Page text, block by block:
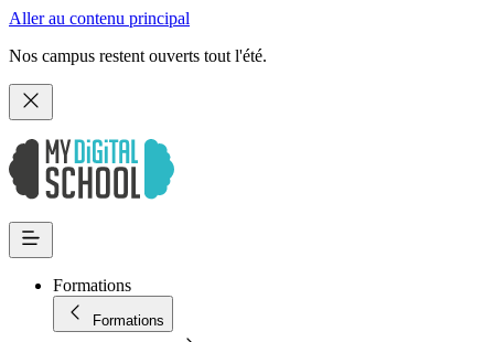
Aller au contenu principal
Nos campus restent ouverts tout l'été.
Formations
Formations